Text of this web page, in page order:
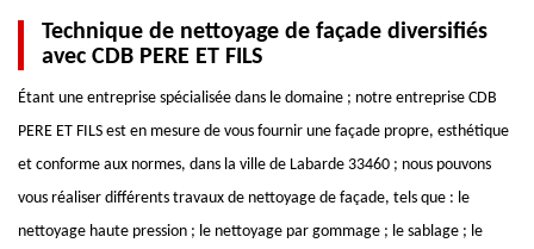
Technique de nettoyage de façade diversifiés
avec CDB PERE ET FILS
Étant une entreprise spécialisée dans le domaine ; notre entreprise CDB
PERE ET FILS est en mesure de vous fournir une façade propre, esthétique
et conforme aux normes, dans la ville de Labarde 33460 ; nous pouvons
vous réaliser différents travaux de nettoyage de façade, tels que : le
nettoyage haute pression ; le nettoyage par gommage ; le sablage ; le